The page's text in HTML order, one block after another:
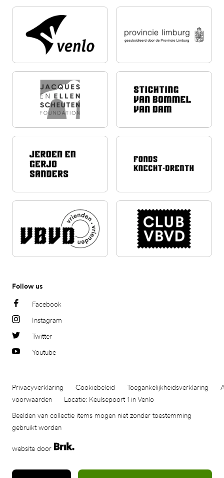
Follow us
Facebook
Instagram
Twitter
Youtube
Privacyverklaring Cookiebeleid Toegankelijkheidsverklaring
voorwaarden
Locatie: Keulsepoort 1 in Venlo
Beelden van collectie items mogen niet zonder toestemming
gebruikt worden
website door